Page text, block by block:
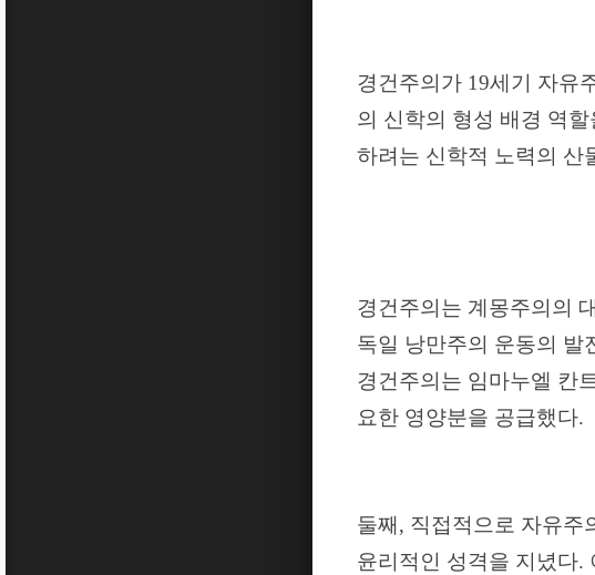
경건주의가 19세기 자유
의 신학의 형성 배경 역
하려는 신학적 노력의 산
경건주의는 계몽주의의
독일 낭만주의 운동의 발
경건주의는 임마누엘 칸
요한 영양분을 공급했다.
둘째 , 직접적으로 자유주
윤리적인 성격을 지녔다.